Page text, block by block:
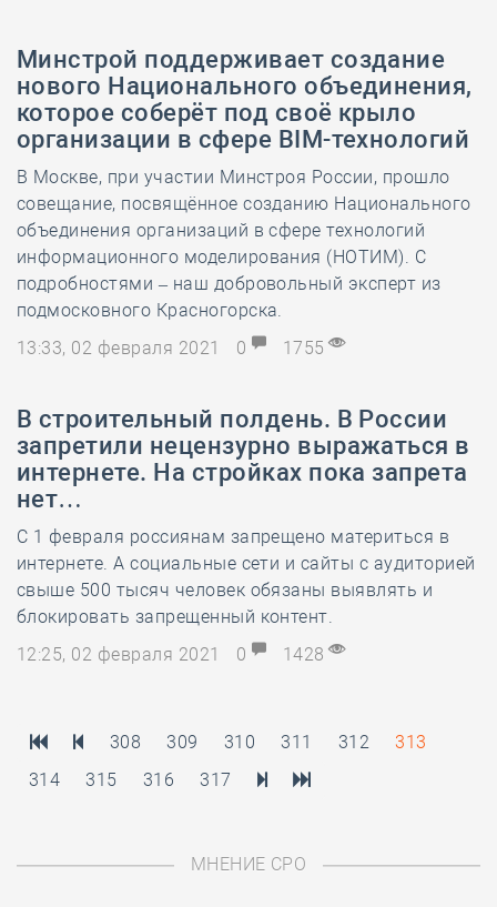
Минстрой поддерживает создание
нового Национального объединения,
которое соберёт под своё крыло
организации в сфере BIM-технологий
В Москве, при участии Минстроя России, прошло
совещание, посвящённое созданию Национального
объединения организаций в сфере технологий
информационного моделирования (НОТИМ). С
подробностями – наш добровольный эксперт из
подмосковного Красногорска.
13:33, 02 февраля 2021
0 1755
В строительный полдень. В России
запретили нецензурно выражаться в
интернете. На стройках пока запрета
нет…
С 1 февраля россиянам запрещено материться в
интернете. А социальные сети и сайты с аудиторией
свыше 500 тысяч человек обязаны выявлять и
блокировать запрещенный контент.
12:25, 02 февраля 2021
0 1428
308 309 310 311 312
313
314
315 316 317
МНЕНИЕ СРО